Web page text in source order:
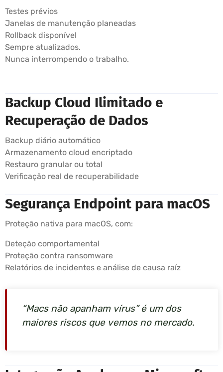
Testes prévios
Janelas de manutenção planeadas
Rollback disponível
Sempre atualizados.
Nunca interrompendo o trabalho.
Backup Cloud Ilimitado e
Recuperação de Dados
Backup diário automático
Armazenamento cloud encriptado
Restauro granular ou total
Verificação real de recuperabilidade
Segurança Endpoint para macOS
Proteção nativa para macOS, com:
Deteção comportamental
Proteção contra ransomware
Relatórios de incidentes e análise de causa raíz
“Macs não apanham vírus” é um dos
maiores riscos que vemos no mercado.